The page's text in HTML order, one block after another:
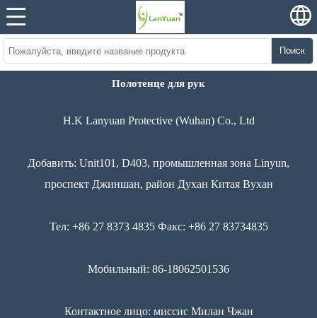
Поиск
Полотенце для рук
H.K Lanyuan Protective (Wuhan) Co., Ltd
Добавить: Unit101, D403, промышленная зона Linyun,
проспект Джиншан, район Духан Китая Вухан
Тел: +86 27 8373 4835 Факс: +86 27 83734835
Мобильный: 86-18062501536
Контактное лицо: миссис Милан Чжан